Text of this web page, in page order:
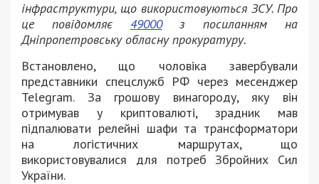
інфраструктури, що використовуються ЗСУ. Про
це повідомляє 49000з посиланням на
Дніпропетровську обласну прокуратуру.
Встановлено, що чоловіка завербували
представники спецслужб РФ через месенджер
Telegram. За грошову винагороду, яку він
отримував у криптовалюті, зрадник мав
підпалювати релейні шафи та трансформатори
на логістичних маршрутах, що
використовувалися для потреб Збройних Сил
України.